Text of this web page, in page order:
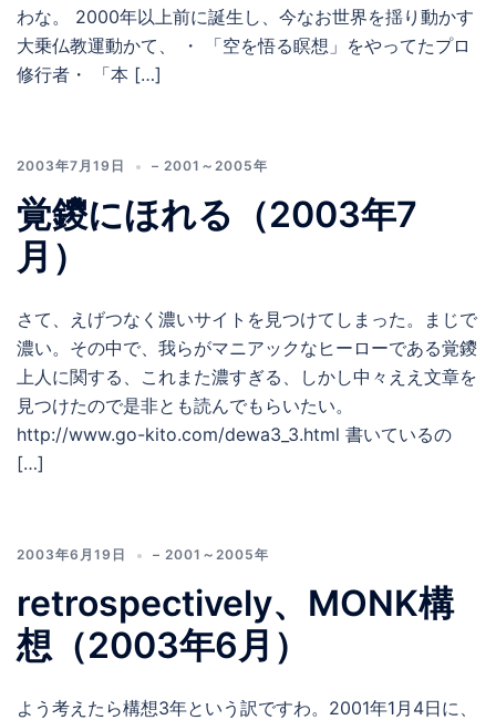
わな。 2000年以上前に誕生し、今なお世界を揺り動かす
大乗仏教運動かて、 ・ 「空を悟る瞑想」をやってたプロ
修行者・ 「本 […]
2003年7月19日 – 2001～2005年
覚鑁にほれる（2003年7
月）
さて、えげつなく濃いサイトを見つけてしまった。まじで
濃い。その中で、我らがマニアックなヒーローである覚鑁
上人に関する、これまた濃すぎる、しかし中々ええ文章を
見つけたので是非とも読んでもらいたい。
http://www.go-kito.com/dewa3_3.html 書いているの
[…]
2003年6月19日 – 2001～2005年
retrospectively、MONK構
想（2003年6月）
よう考えたら構想3年という訳ですわ。2001年1月4日に、